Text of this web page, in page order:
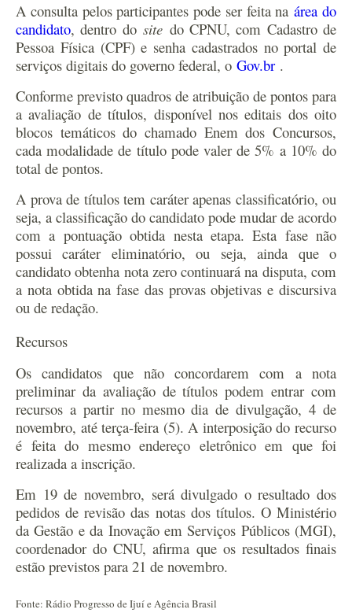
A consulta pelos participantes pode ser feita naárea do
candidato, dentro dosite do CPNU, com Cadastro de
Pessoa Física (CPF) e senha cadastrados no portal de
serviços digitais do governo federal, o Gov.br .
Conforme previsto quadros de atribuição de pontos para
a avaliação de títulos, disponível nos editais dos oito
blocos temáticos do chamado Enem dos Concursos,
cada modalidade de título pode valer de 5% a 10% do
total de pontos.
A prova de títulos tem caráter apenas classificatório, ou
seja, a classificação do candidato pode mudar de acordo
com a pontuação obtida nesta etapa. Esta fase não
possui caráter eliminatório, ou seja, ainda que o
candidato obtenha nota zero continuará na disputa, com
a nota obtida na fase das provas objetivas e discursiva
ou de redação.
Recursos
Os candidatos que não concordarem com a nota
preliminar da avaliação de títulos podem entrar com
recursos a partir no mesmo dia de divulgação, 4 de
novembro, até terça-feira (5).A interposição do recurso
é feita do mesmo endereço eletrônico em que foi
realizada a inscrição.
Em 19 de novembro, será divulgado o resultado dos
pedidos de revisão das notas dos títulos. O Ministério
da Gestão e da Inovação em Serviços Públicos (MGI),
coordenador do CNU, afirma que os resultados finais
estão previstos para 21 de novembro.
Fonte: Rádio Progresso de Ijuí e Agência Brasil